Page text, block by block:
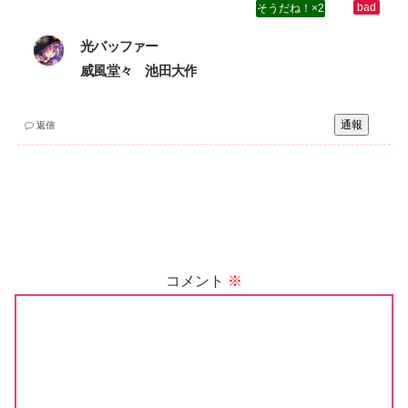
2
光バッファー‌
威風堂々 池田大作
通報
返信
コメント ※